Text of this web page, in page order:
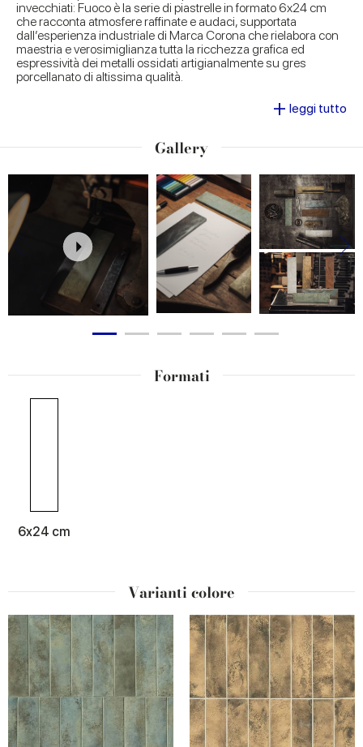
invecchiati: Fuoco è la serie di piastrelle in formato 6x24 cm
che racconta atmosfere raffinate e audaci, supportata
dall’esperienza industriale di Marca Corona che rielabora con
maestria e verosimiglianza tutta la ricchezza grafica ed
espressività dei metalli ossidati artigianalmente su gres
porcellanato di altissima qualità.
contemporaneo o come punto di rottura in ambientazioni più
camini o per personalizzare diversi contesti d’arredo,le
piastrelle della collezione Miniature Fuoco
diventano protagoniste indiscusse di progetticon
pavimentazioni e rivestimenti in gres porcellanato che
valorizzano la forza espressiva dell’effetto metallo, senza
compromettere funzionalità e praticità.
+ leggi tutto
Gallery
Formati
6x24 cm
Varianti colore